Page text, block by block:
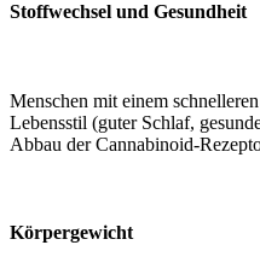
Stoffwechsel und Gesundheit
Menschen mit einem
Lebensstil (guter Schlaf,
Abbau der Cannabinoid-
Körpergewicht